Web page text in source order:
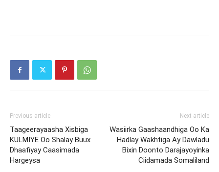
Previous article
Taageerayaasha Xisbiga
KULMIYE Oo Shalay Buux
Dhaafiyay Caasimada
Hargeysa
Next article
Wasiirka Gaashaandhiga Oo Ka
Hadlay Wakhtiga Ay Dawladu
Bixin Doonto Darajayoyinka
Ciidamada Somaliland